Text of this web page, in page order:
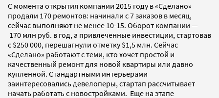
С момента открытия компании 2015 году в «Сделано»
продали 170 ремонтов: начинали с 7 заказов в месяц,
сейчас выполняют не менее 10-15. Оборот компании —
170 млн руб. в год, а привлеченные инвестиции, стартовав
с $250 000, перешагнули отметку $1,5 млн. Сейчас
«Сделано» работают с теми, кто хочет простой и
качественный ремонт для новой квартиры или давно
купленной. Стандартными интерьерами
заинтересовались девелоперы, стартап рассчитывает
начать работать с новостройками. Еще на этапе